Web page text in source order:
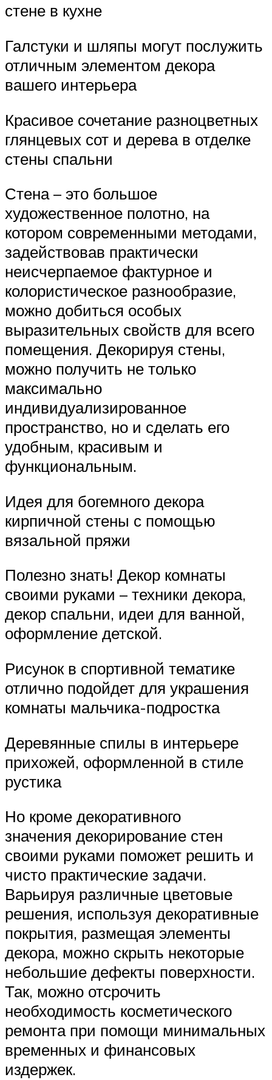
стене в кухне
Галстуки и шляпы могут послужить
отличным элементом декора
вашего интерьера
Красивое сочетание разноцветных
глянцевых сот и дерева в отделке
стены спальни
Стена – это большое
художественное полотно, на
котором современными методами,
задействовав практически
неисчерпаемое фактурное и
колористическое разнообразие,
можно добиться особых
выразительных свойств для всего
помещения. Декорируя стены,
можно получить не только
максимально
индивидуализированное
пространство, но и сделать его
удобным, красивым и
функциональным.
Идея для богемного декора
кирпичной стены с помощью
вязальной пряжи
Полезно знать! Декор комнаты
своими руками – техники декора,
декор спальни, идеи для ванной,
оформление детской.
Рисунок в спортивной тематике
отлично подойдет для украшения
комнаты мальчика-подростка
Деревянные спилы в интерьере
прихожей, оформленной в стиле
рустика
Но кроме декоративного
значения декорирование стен
своими руками поможет решить и
чисто практические задачи.
Варьируя различные цветовые
решения, используя декоративные
покрытия, размещая элементы
декора, можно скрыть некоторые
небольшие дефекты поверхности.
Так, можно отсрочить
необходимость косметического
ремонта при помощи минимальных
временных и финансовых
издержек.